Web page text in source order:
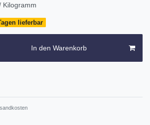
Kilogramm
lieferbar
In den Warenkorb